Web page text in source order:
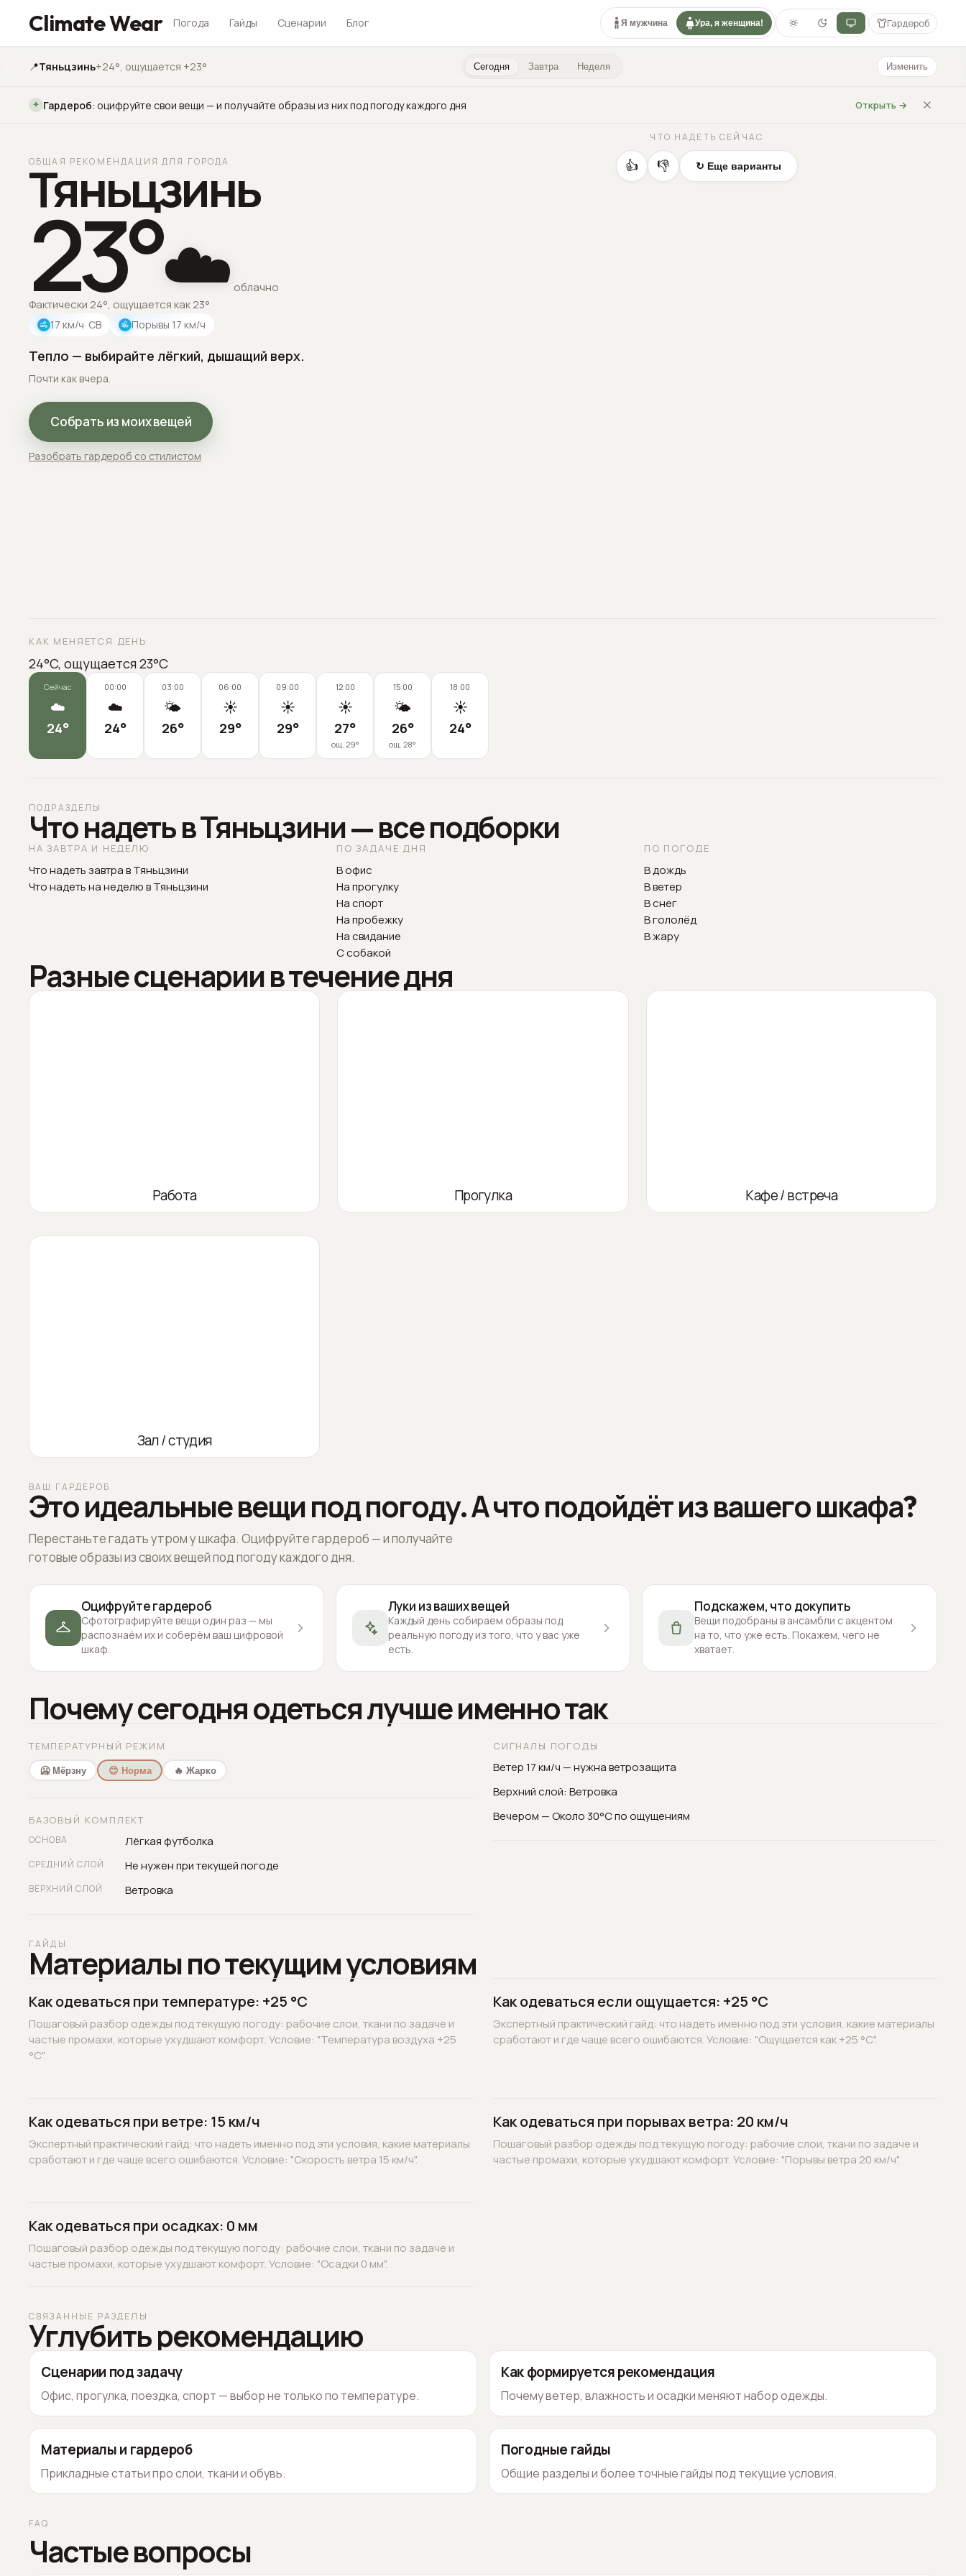
Climate Wear Погода Гайды Сценарии Блог Я мужчина Ура, я женщина! Гардероб
📍Тяньцзинь+24°, ощущается +23° Сегодня Завтра Неделя Изменить
Гардероб: оцифруйте свои вещи — и получайте образы из них под погоду каждого дня Открыть →
ОБЩАЯ РЕКОМЕНДАЦИЯ ДЛЯ ГОРОДА
Тяньцзинь
23°☁️ облачно
Фактически 24°, ощущается как 23°
17 км/ч· СВ Порывы 17 км/ч
Тепло — выбирайте лёгкий, дышащий верх.
Почти как вчера.
Собрать из моих вещей
Разобрать гардероб со стилистом
ЧТО НАДЕТЬ СЕЙЧАС
👍 👎 ↻ Еще варианты
КАК МЕНЯЕТСЯ ДЕНЬ
24°C, ощущается 23°C
Сейчас
☁️
24°
00:00
☁️
24°
03:00
🌤️
26°
06:00
☀️
29°
09:00
☀️
29°
12:00
☀️
27°
ощ. 29°
15:00
🌤️
26°
ощ. 28°
18:00
☀️
24°
ПОДРАЗДЕЛЫ
Что надеть в Тяньцзини — все подборки
НА ЗАВТРА И НЕДЕЛЮ
Что надеть завтра в Тяньцзини
Что надеть на неделю в Тяньцзини
ПО ЗАДАЧЕ ДНЯ
В офис
На прогулку
На спорт
На пробежку
На свидание
С собакой
ПО ПОГОДЕ
В дождь
В ветер
В снег
В гололёд
В жару
Разные сценарии в течение дня
Работа Прогулка Кафе / встреча
Зал / студия
ВАШ ГАРДЕРОБ
Это идеальные вещи под погоду. А что подойдёт из вашего шкафа?
Перестаньте гадать утром у шкафа. Оцифруйте гардероб — и получайте
готовые образы из своих вещей под погоду каждого дня.
Оцифруйте гардероб
Сфотографируйте вещи один раз — мы
распознаём их и соберём ваш цифровой
шкаф.
Луки из ваших вещей
Каждый день собираем образы под
реальную погоду из того, что у вас уже
есть.
Подскажем, что докупить
Вещи подобраны в ансамбли с акцентом
на то, что уже есть. Покажем, чего не
хватает.
Почему сегодня одеться лучше именно так
ТЕМПЕРАТУРНЫЙ РЕЖИМ
🥶 Мёрзну 😊 Норма 🔥 Жарко
БАЗОВЫЙ КОМПЛЕКТ
ОСНОВА Лёгкая футболка
СРЕДНИЙ СЛОЙ Не нужен при текущей погоде
ВЕРХНИЙ СЛОЙ Ветровка
СИГНАЛЫ ПОГОДЫ
Ветер 17 км/ч — нужна ветрозащита
Верхний слой: Ветровка
Вечером — Около 30°C по ощущениям
ГАЙДЫ
Материалы по текущим условиям
Как одеваться при температуре: +25 °C
Пошаговый разбор одежды под текущую погоду: рабочие слои, ткани по задаче и
частые промахи, которые ухудшают комфорт. Условие: "Температура воздуха +25
°C".
Как одеваться если ощущается: +25 °C
Экспертный практический гайд: что надеть именно под эти условия, какие материалы
сработают и где чаще всего ошибаются. Условие: "Ощущается как +25 °C".
Как одеваться при ветре: 15 км/ч
Экспертный практический гайд: что надеть именно под эти условия, какие материалы
сработают и где чаще всего ошибаются. Условие: "Скорость ветра 15 км/ч".
Как одеваться при порывах ветра: 20 км/ч
Пошаговый разбор одежды под текущую погоду: рабочие слои, ткани по задаче и
частые промахи, которые ухудшают комфорт. Условие: "Порывы ветра 20 км/ч".
Как одеваться при осадках: 0 мм
Пошаговый разбор одежды под текущую погоду: рабочие слои, ткани по задаче и
частые промахи, которые ухудшают комфорт. Условие: "Осадки 0 мм".
СВЯЗАННЫЕ РАЗДЕЛЫ
Углубить рекомендацию
Сценарии под задачу
Офис, прогулка, поездка, спорт — выбор не только по температуре.
Как формируется рекомендация
Почему ветер, влажность и осадки меняют набор одежды.
Материалы и гардероб
Прикладные статьи про слои, ткани и обувь.
Погодные гайды
Общие разделы и более точные гайды под текущие условия.
FAQ
Частые вопросы